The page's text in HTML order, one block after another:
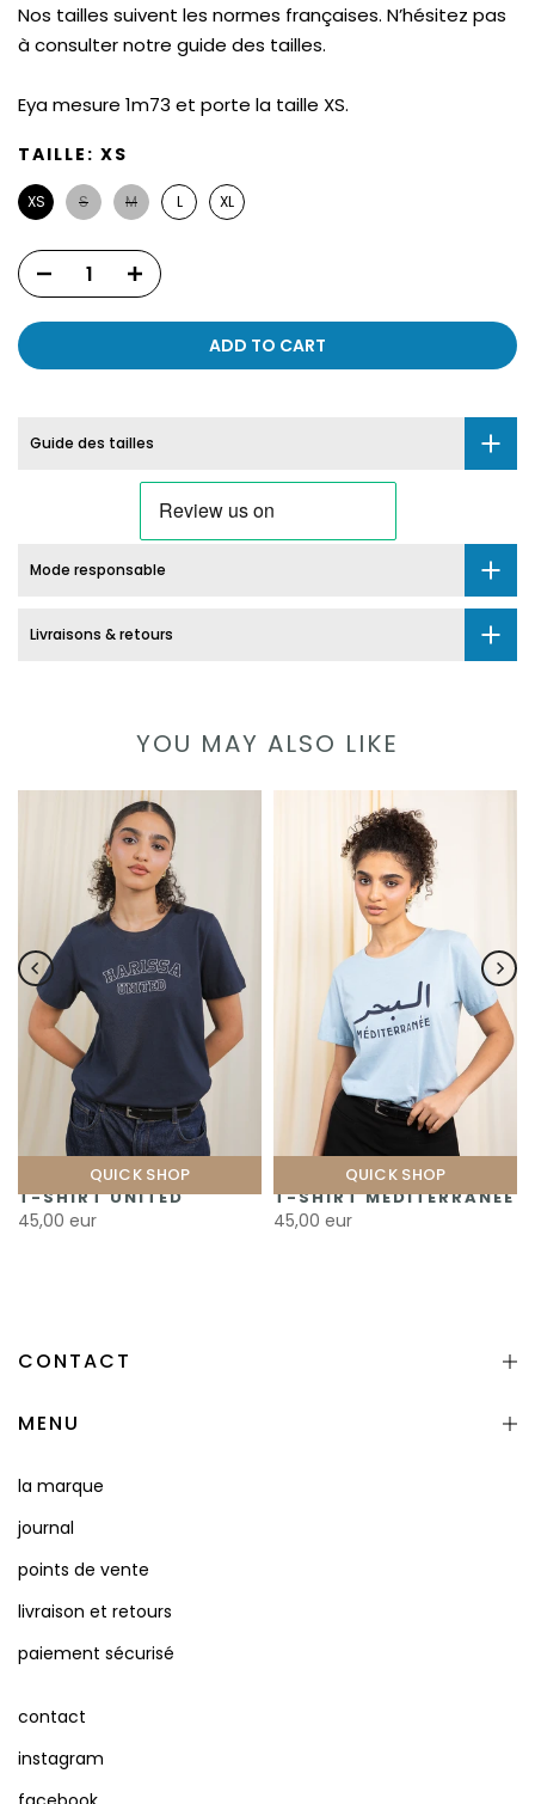
Nos tailles suivent les normes françaises. N’hésitez pas
à consulter notre guide des tailles.
Eya mesure 1m73 et porte la taille XS.
TAILLE: XS
XS S M L XL
ADD TO CART
Guide des tailles
Mode responsable
Livraisons & retours
YOU MAY ALSO LIKE
QUICK SHOP
T-SHIRT UNITED
45,00 eur
QUICK SHOP
T-SHIRT MÉDITERRANÉE
45,00 eur
CONTACT
MENU
la marque
journal
points de vente
livraison et retours
paiement sécurisé
contact
instagram